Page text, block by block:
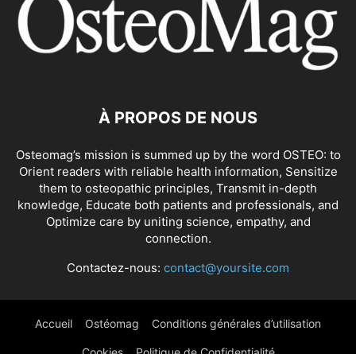
PIED PLAT PINCEMENT RADICULOPATHIE SCIATIQUE SCOLIOSE
SPONDYLARTHRITE ANKYLOSANTE SPONDYLOLISTHÉSIS
SYNDROME DU COMPARTIMENT
SYNDROME HYPERMOBILITÉ ARTICULAIRE SYNDROME MYOFASCIAL
SYNDROME SACROILIAQUE SYNDROMES DE SURMENAGE TENDINITE
TENDINITE CALCIFIANTE DE L'ÉPAULE TENDINOPATHIE
TÉNOSYNOVITE DE DE QUERVAIN TROUBLE DE LA MÂCHOIRE (ATM)
TUMEUR OSSEUSE
À PROPOS DE NOUS
Osteomag’s mission is summed up by the word OSTEO: to
Orient readers with reliable health information, Sensitize
them to osteopathic principles, Transmit in-depth
knowledge, Educate both patients and professionals, and
Optimize care by uniting science, empathy, and
connection.
Contactez-nous: contact@yoursite.com
Accueil Ostéomag Conditions générales d’utilisation